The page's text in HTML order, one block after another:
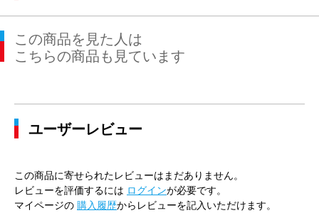
この商品を見た人は
こちらの商品も見ています
ユーザーレビュー
この商品に寄せられたレビューはまだありません。
レビューを評価するには ログインが必要です。
マイページの 購入履歴からレビューを記入いただけます。